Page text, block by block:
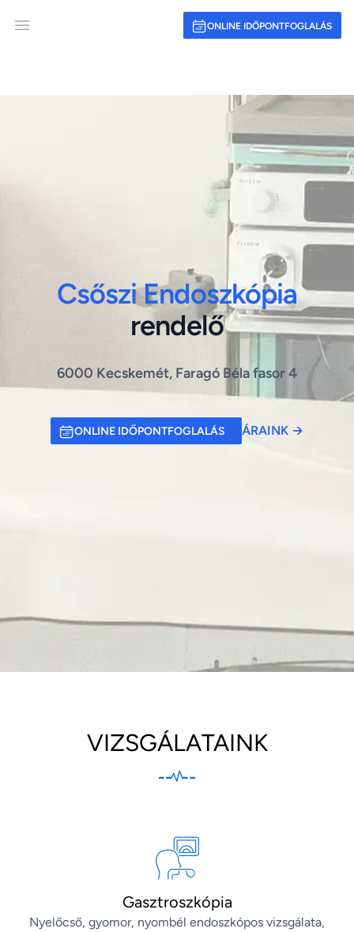
Open main menu ONLINE IDŐPONTFOGLALÁS
Csőszi Endoszkópia
rendelő
6000 Kecskemét, Faragó Béla fasor 4
ONLINE IDŐPONTFOGLALÁS ÁRAINK →
VIZSGÁLATAINK
Gasztroszkópia
Nyelőcső, gyomor, nyombél endoszkópos vizsgálata,